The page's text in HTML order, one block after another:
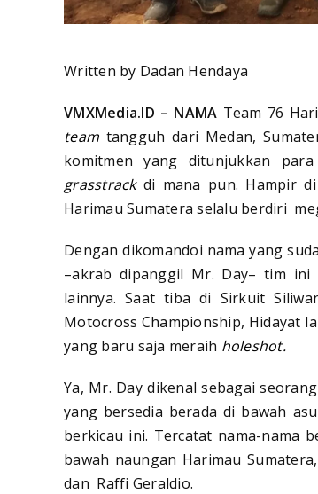
Written by Dadan Hendaya
VMXMedia.ID – NAMA Team 76
team tangguh dari Medan,
komitmen yang ditunjukkan
grasstrackdi mana pun. Hampir di
Harimau Sumatera selalu berdiri
Dengan dikomandoi nama yang
–akrab dipanggil Mr. Day– tim
lainnya. Saat tiba di Sirkuit
Motocross Championship, Hidayat
yang baru saja meraih holeshot.
Ya, Mr. Day dikenal sebagai
yang bersedia berada di bawah
berkicau ini. Tercatat nama-nama
bawah naungan Harimau
dan Raffi Geraldio.